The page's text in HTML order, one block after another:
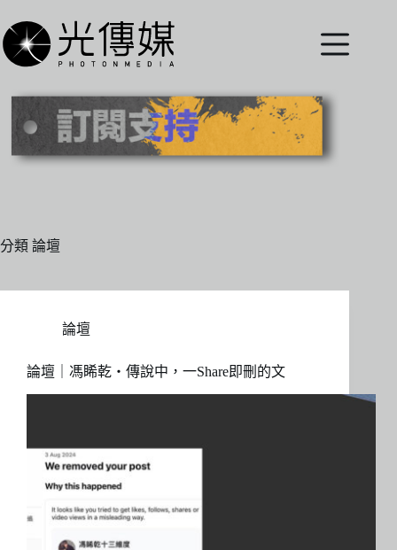
至
主
內
分類 論壇
論壇
論壇｜馮睎乾・傳說中，一Share即刪的文